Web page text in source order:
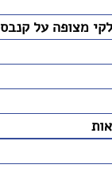
מצופה על קנבס